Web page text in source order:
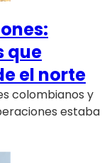
que
el norte
colombianos y
estaba